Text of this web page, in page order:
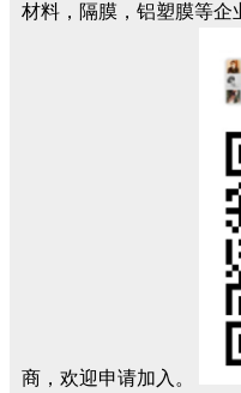
材料，隔膜，铝塑膜等企
商，欢迎申请加入。